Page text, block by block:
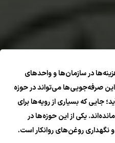
در سازمان‌ها و واحدهای
صرفه‌جویی‌ها می‌تواند در حوزه
جایی که بسیاری از رویه‌ها برای
یکی از این حوزه‌ها در
نگهداری روغن‌های روانکار است.